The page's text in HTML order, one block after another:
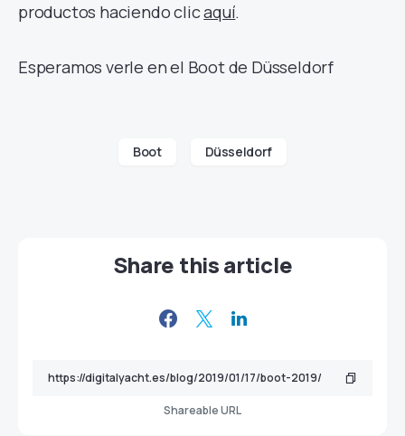
productos haciendo clicaquí.
Esperamos verle en el Boot de Düsseldorf
Boot Düsseldorf
Share this article
Shareable URL